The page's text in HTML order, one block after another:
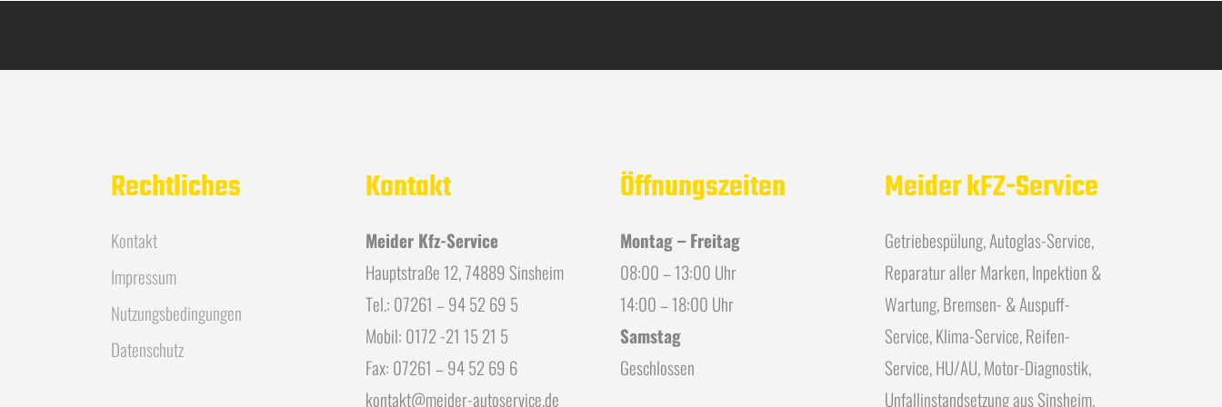
Rechtliches
Kontakt
Impressum
Nutzungsbedingungen
Datenschutz
Kontakt
Meider Kfz-Service
Hauptstraße 12, 74889 Sinsheim
Tel.: 07261 – 94 52 69 5
Mobil: 0172 -21 15 21 5
Fax: 07261 – 94 52 69 6
kontakt@meider-autoservice.de
Öffnungszeiten
Montag – Freitag
08:00 – 13:00 Uhr
14:00 – 18:00 Uhr
Samstag
Geschlossen
Meider kFZ-Service
Getriebespülung, Autoglas-Service,
Reparatur aller Marken, Inpektion &
Wartung, Bremsen- & Auspuff-
Service, Klima-Service, Reifen-
Service, HU/AU, Motor-Diagnostik,
Unfallinstandsetzung aus Sinsheim.